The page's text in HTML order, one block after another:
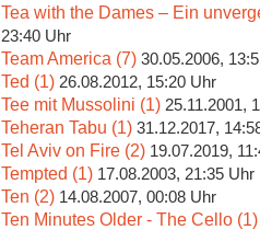
Tea with the Dames – Ein
23:40 Uhr
Team America (7) 30.05.2006,
Ted (1) 26.08.2012, 15:20 Uhr
Tee mit Mussolini (1) 25.11.2001,
Teheran Tabu (1) 31.12.2017,
Tel Aviv on Fire (2) 19.07.2019,
Tempted (1) 17.08.2003, 21:35 Uhr
Ten (2) 14.08.2007, 00:08 Uhr
Ten Minutes Older - The Cello (1)